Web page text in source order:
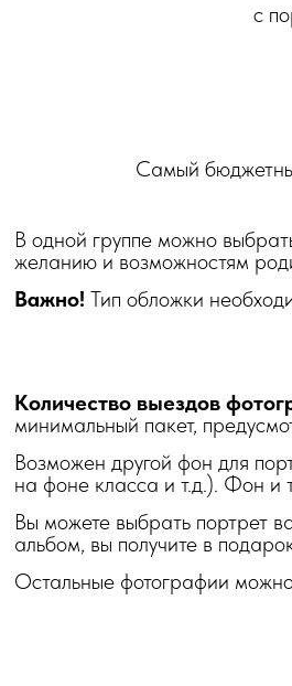
с
Самый
В одной группе можно
желанию и возможностям
Важно! Тип обложки
Количество выездов
минимальный пакет,
Возможен другой фон для
на фоне класса и т.д.). Фон и
Вы можете выбрать портрет
альбом, вы получите в
Остальные фотографии